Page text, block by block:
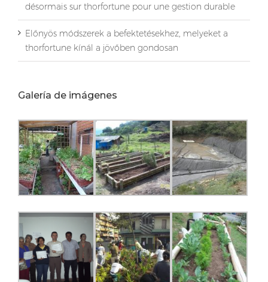
désormais sur thorfortune pour une gestion durable
Előnyös módszerek a befektetésekhez, melyeket a
thorfortune kínál a jövőben gondosan
Galería de imágenes